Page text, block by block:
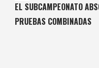
EL SUBCAMPEONATO
PRUEBAS COMBINADAS